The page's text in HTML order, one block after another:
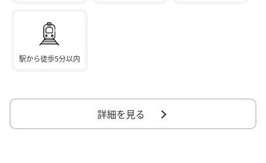
駅から徒歩5分以内
詳細を見る